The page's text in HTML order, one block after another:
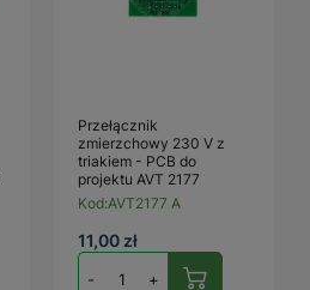
Przełącznik
zmierzchowy 230 V z
triakiem - PCB do
projektu AVT 2177
Kod:AVT2177 A
11,00 zł
- +